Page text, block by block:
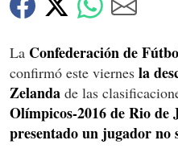
La Confederación de
confirmó este viernes la
Zelanda de las
Olímpicos-2016 de Rio de
presentado un jugador no